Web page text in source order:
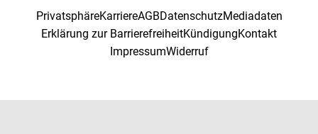
PrivatsphäreKarriereAGBDatenschutzMediadaten
Erklärung zur BarrierefreiheitKündigungKontakt
ImpressumWiderruf